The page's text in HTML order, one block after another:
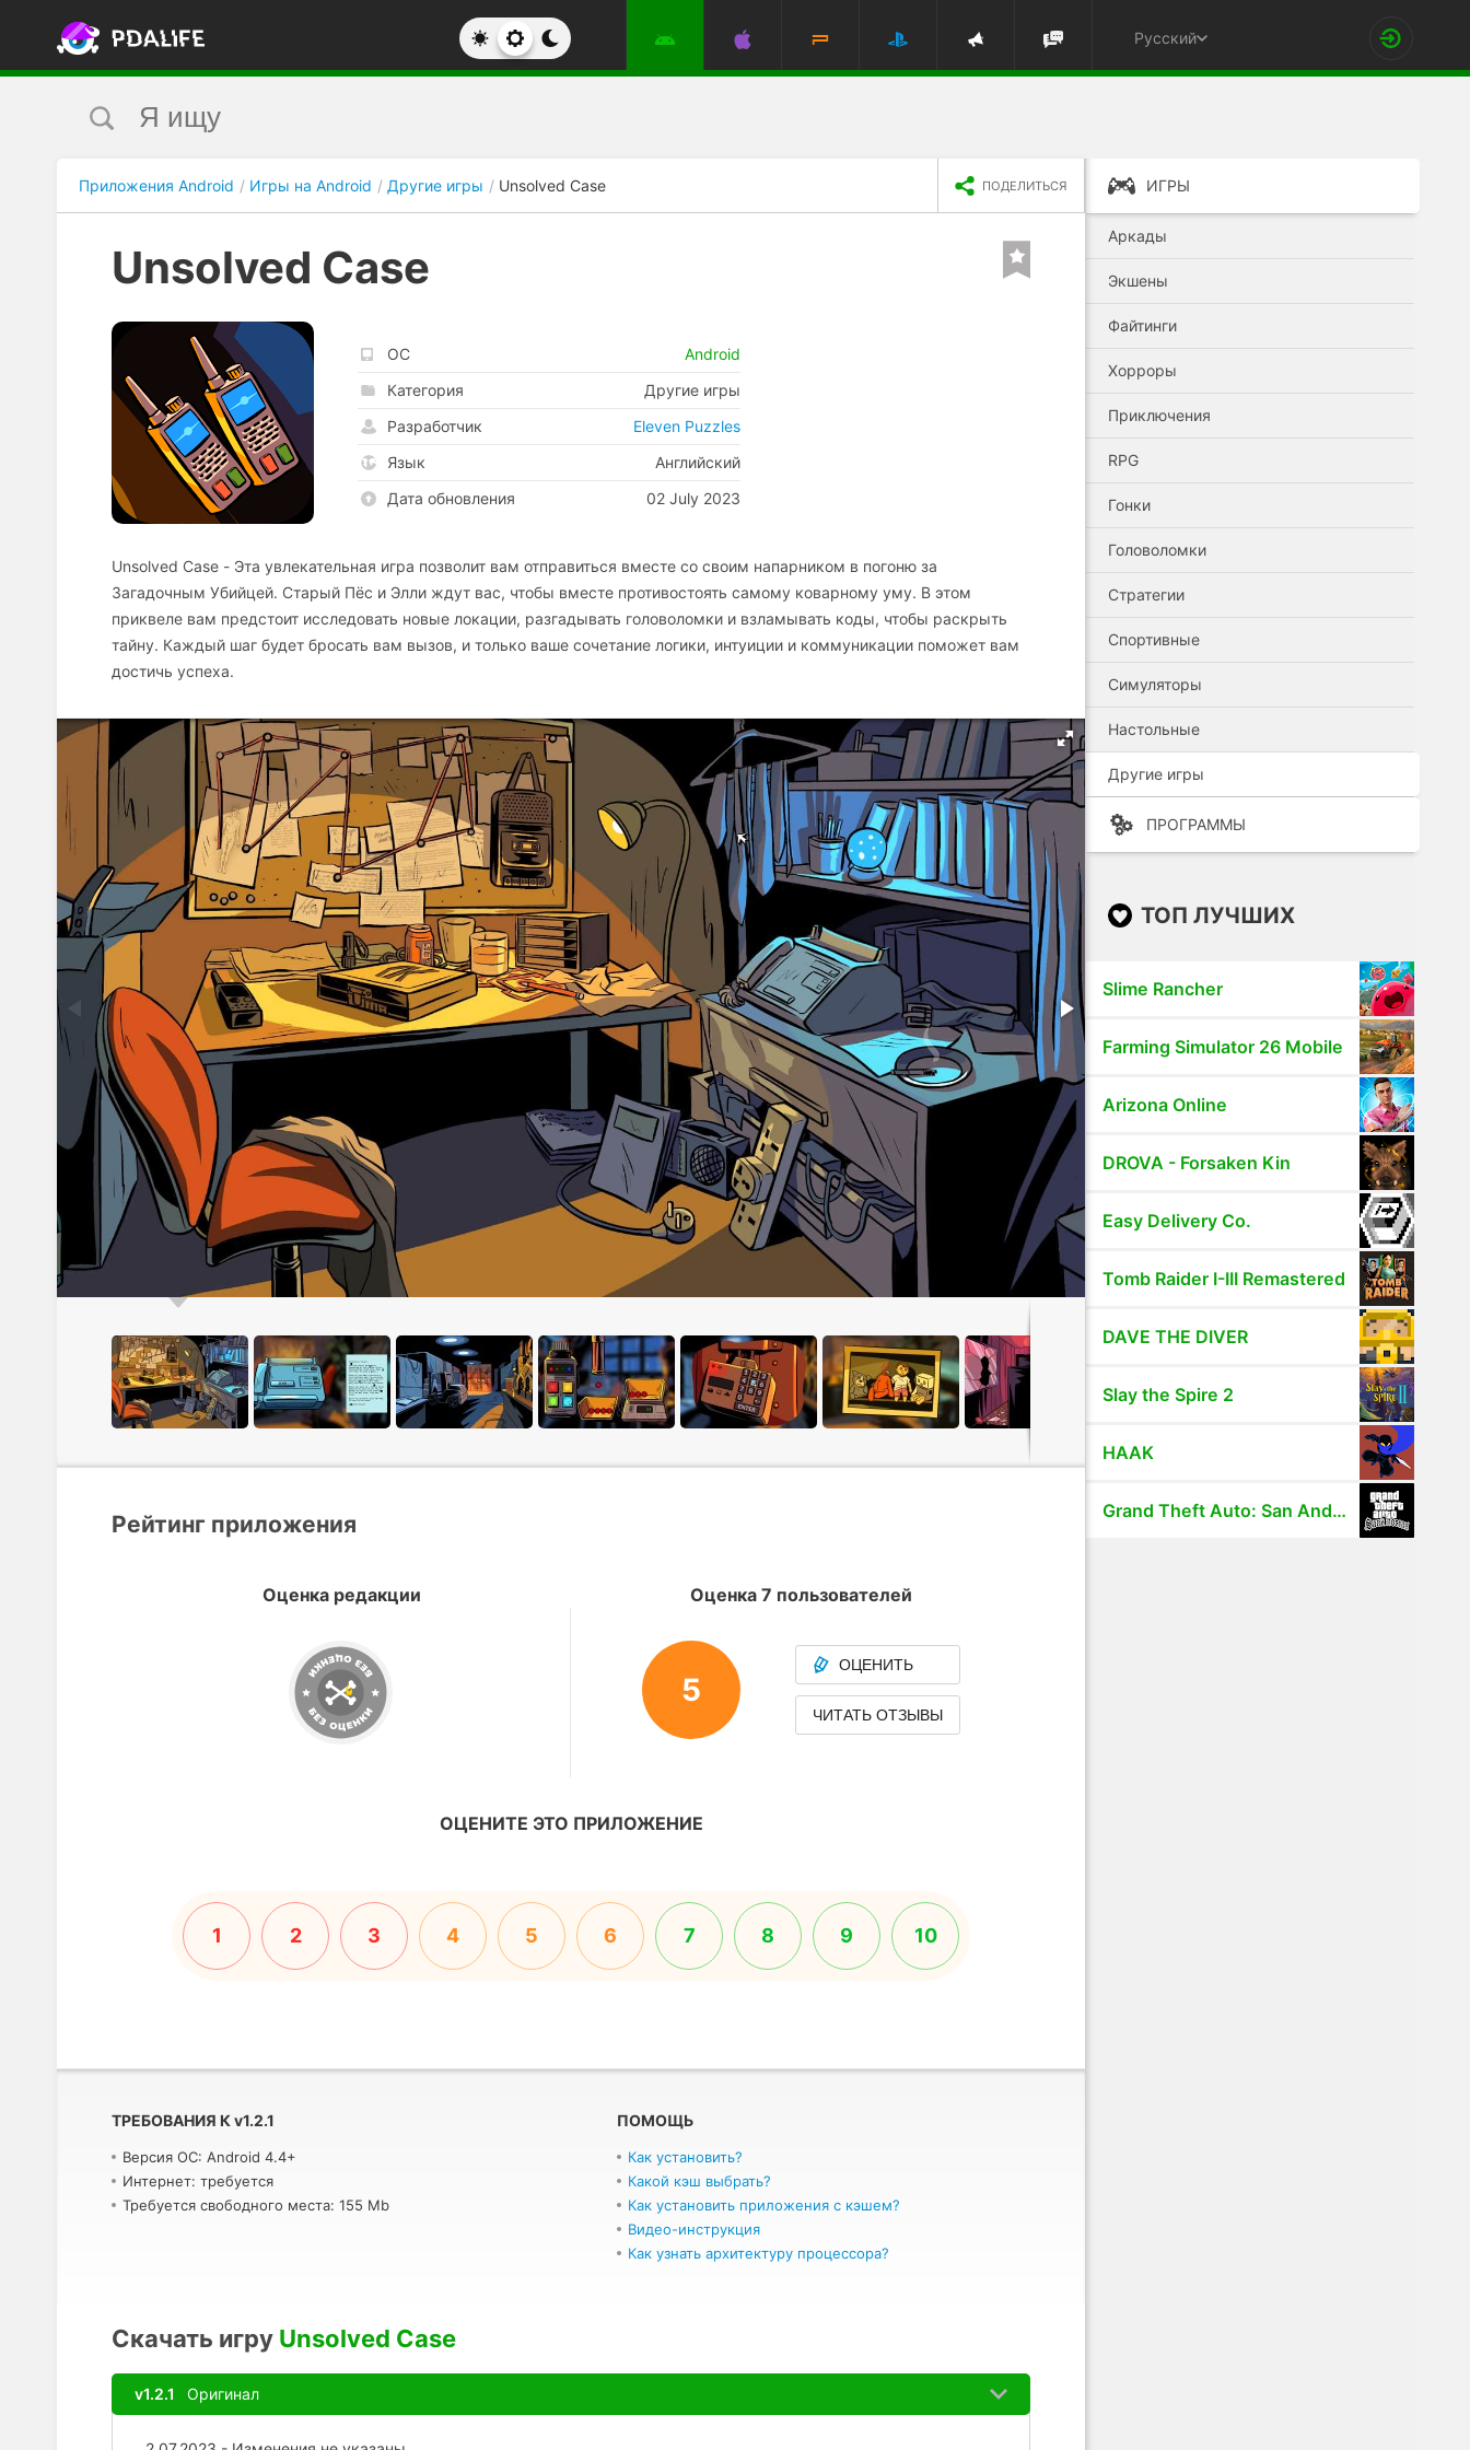
Русский
Приложения Android Игры на Android Другие игры Unsolved Case ПОДЕЛИТЬСЯ
Unsolved Case
ОС
Android
Категория
Другие игры
Разработчик
Eleven Puzzles
Язык
Английский
Дата обновления
02 July 2023
Unsolved Case - Эта увлекательная игра позволит вам отправиться вместе со своим напарником в погоню за
Загадочным Убийцей. Старый Пёс и Элли ждут вас, чтобы вместе противостоять самому коварному уму. В этом
приквеле вам предстоит исследовать новые локации, разгадывать головоломки и взламывать коды, чтобы раскрыть
тайну. Каждый шаг будет бросать вам вызов, и только ваше сочетание логики, интуиции и коммуникации поможет вам
достичь успеха.
Рейтинг приложения
Оценка редакции Оценка 7 пользователей
5
ОЦЕНИТЬ
ЧИТАТЬ ОТЗЫВЫ
ОЦЕНИТЕ ЭТО ПРИЛОЖЕНИЕ
1 2 3 4 5 6 7 8 9 10
ТРЕБОВАНИЯ К v1.2.1
Версия ОС: Android 4.4+
Интернет: требуется
Требуется свободного места: 155 Mb
ПОМОЩЬ
Как установить?
Какой кэш выбрать?
Как установить приложения с кэшем?
Видео-инструкция
Как узнать архитектуру процессора?
Скачать игру Unsolved Case
v1.2.1 Оригинал
ИГРЫ
Аркады
Экшены
Файтинги
Хорроры
Приключения
RPG
Гонки
Головоломки
Стратегии
Спортивные
Симуляторы
Настольные
Другие игры
ПРОГРАММЫ
ТОП ЛУЧШИХ
Slime Rancher
Farming Simulator 26 Mobile
Arizona Online
DROVA - Forsaken Kin
Easy Delivery Co.
Tomb Raider I-III Remastered
DAVE THE DIVER
Slay the Spire 2
HAAK
Grand Theft Auto: San Andreas